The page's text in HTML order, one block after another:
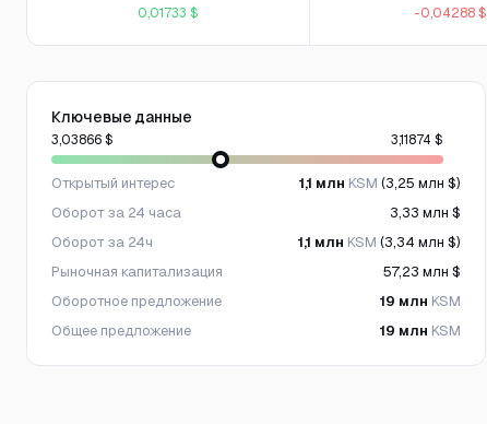
0,01733 $ -0,04288 $
Ключевые данные
3,03866 $ 3,11874 $
Открытый интерес 1,1 млн KSM (3,25 млн $)
Оборот за 24 часа
3,33 млн $
Оборот за 24ч
1,1 млн KSM (3,34 млн $)
Рыночная капитализация
57,23 млн $
Оборотное предложение
19 млн KSM
Общее предложение
19 млн KSM